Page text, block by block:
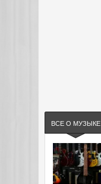
ВСЕ О МУЗЫКЕ